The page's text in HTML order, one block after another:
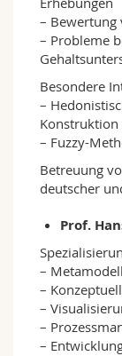
–
– Probleme
Besondere
–
Konstruktion
– Fuzzy-
Betreuung
deutscher
Prof.
–
–
–
–
–